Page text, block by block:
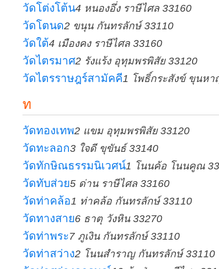
วัดโต่งโต้น4 หนองอึ่ง ราษีไศล 33160
วัดโตนด2 ขนุน กันทรลักษ์ 33110
วัดใต้4 เมืองคง ราษีไศล 33160
วัดไตรมาศ2 รังแร้ง อุทุมพรพิสัย 33120
วัดไตรราษฎร์สามัคคี1 โพธิ์กระสังข์ ขุนหา
ท
วัดทองเทพ2 แขม อุทุมพรพิสัย 33120
วัดทะลอก3 ใจดี ขุขันธ์ 33140
วัดทักษิณธรรมนิเวศน์1 โนนค้อ โนนคูณ
วัดทับส่วย5 ด่าน ราษีไศล 33160
วัดท่าคล้อ1 ท่าคล้อ กันทรลักษ์ 33110
วัดทางสาย6 ธาตุ วังหิน 33270
วัดท่าพระ7 ภูเงิน กันทรลักษ์ 33110
วัดท่าสว่าง2 โนนสำราญ กันทรลักษ์ 33110